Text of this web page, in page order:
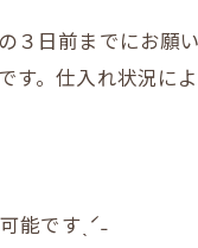
日前までにお願い
。仕入れ状況に
能ですˎˊ˗